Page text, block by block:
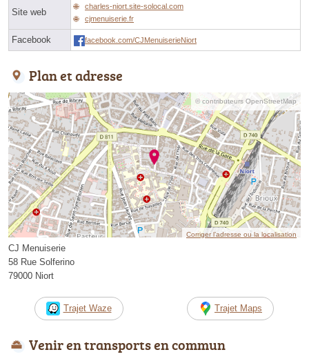
Site web
charles-niort.site-solocal.com
cjmenuiserie.fr
Facebook facebook.com/CJMenuiserieNiort
Plan et adresse
© contributeurs OpenStreetMap
Corriger l’adresse ou la localisation
CJ Menuiserie
58 Rue Solferino
79000 Niort
Trajet Waze Trajet Maps
Venir en transports en commun